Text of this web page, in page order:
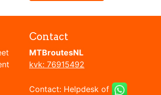
Contact
MTBroutesNL
kvk: 76915492
Contact: Helpdesk of